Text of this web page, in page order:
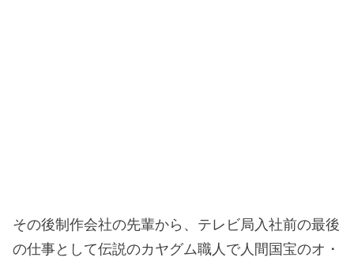
その後制作会社の先輩から、テレビ局入社前の最後
の仕事として伝説のカヤグム職人で人間国宝のオ・